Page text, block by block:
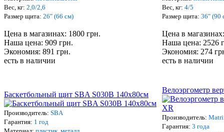
Вес, кг: 2,0/2,6
Размер щита: 26" (66 см)
Цена в магазинах: 1800 грн.
Наша цена: 909 грн.
Экономия: 891 грн.
есть в наличии
Вес, кг: 4/5
Размер щита: 36" (90
Цена в
Наша цена: 2526
Экономия: 274
есть в наличии
Баскетбольный щит SBA S030B 140х80см
Производитель: SBA
Гарантия: 1 год
Велоэргометр
Производитель:
Гарантия: 3 года